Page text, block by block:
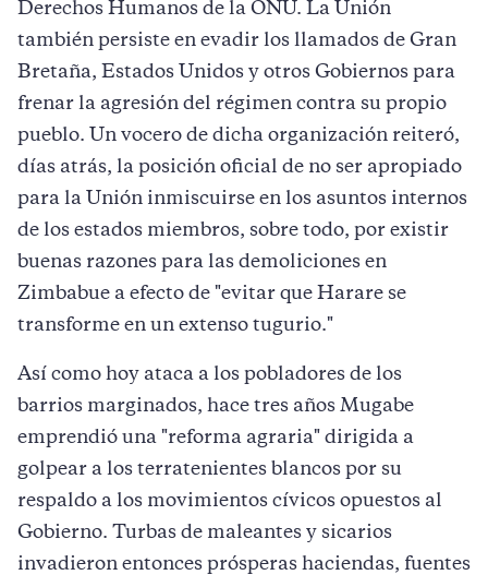
Derechos Humanos de la ONU. La Unión
también persiste en evadir los llamados de Gran
Bretaña, Estados Unidos y otros Gobiernos para
frenar la agresión del régimen contra su propio
pueblo. Un vocero de dicha organización reiteró,
días atrás, la posición oficial de no ser apropiado
para la Unión inmiscuirse en los asuntos internos
de los estados miembros, sobre todo, por existir
buenas razones para las demoliciones en
Zimbabue a efecto de "evitar que Harare se
transforme en un extenso tugurio."
Así como hoy ataca a los pobladores de los
barrios marginados, hace tres años Mugabe
emprendió una "reforma agraria" dirigida a
golpear a los terratenientes blancos por su
respaldo a los movimientos cívicos opuestos al
Gobierno. Turbas de maleantes y sicarios
invadieron entonces prósperas haciendas, fuentes